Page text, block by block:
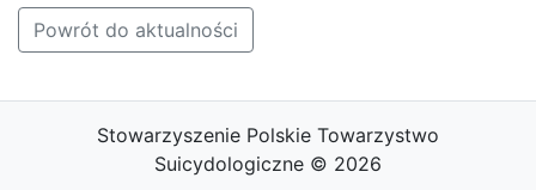
Powrót do aktualności
Stowarzyszenie Polskie Towarzystwo
Suicydologiczne © 2026